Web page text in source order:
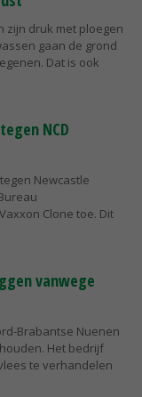
zijn druk met ploegen
gaan de grond
Dat is ook
NCD
Newcastle
Clone toe. Dit
vanwege
Brabantse Nuenen
Het bedrijf
te verhandelen